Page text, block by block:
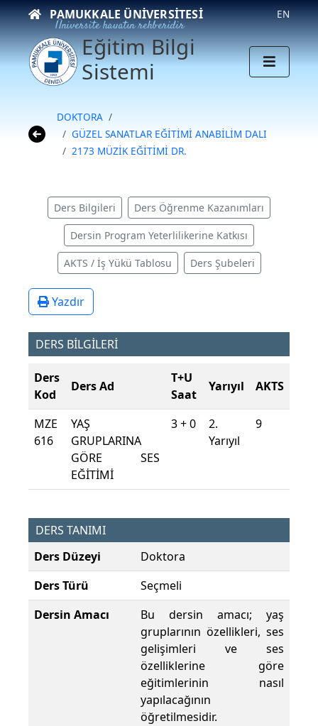
PAMUKKALE ÜNIVERSITESI
Üniversite hayatın rehberidir
EN
Eğitim Bilgi
Sistemi
DOKTORA
GÜZEL SANATLAR EĞİTİMİ ANABİLİM DALI
2173 MÜZİK EĞİTİMİ DR.
Ders Bilgileri Ders Öğrenme Kazanımları
Dersin Program Yeterlilikerine Katkısı
AKTS / İş Yükü Tablosu Ders Şubeleri
Yazdır
DERS BİLGİLERİ
Ders
Kod
Ders Ad
T+U
Saat
Yarıyıl AKTS
MZE
616
YAŞ
GRUPLARINA
GÖRE SES
EĞİTİMİ
3 + 0
2.
Yarıyıl
9
DERS TANIMI
Ders Düzeyi
Doktora
Ders Türü
Seçmeli
Dersin Amacı
Bu dersin amacı; yaş
gruplarının özellikleri, ses
gelişimleri ve ses
özelliklerine göre
eğitimlerinin nasıl
yapılacağının
öğretilmesidir.